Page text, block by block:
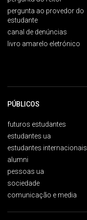
pergunta ao provedor do
estudante
canal de denúncias
livro amarelo eletrónico
PÚBLICOS
futuros estudantes
estudantes ua
estudantes internacionais
alumni
pessoas ua
sociedade
comunicação e media